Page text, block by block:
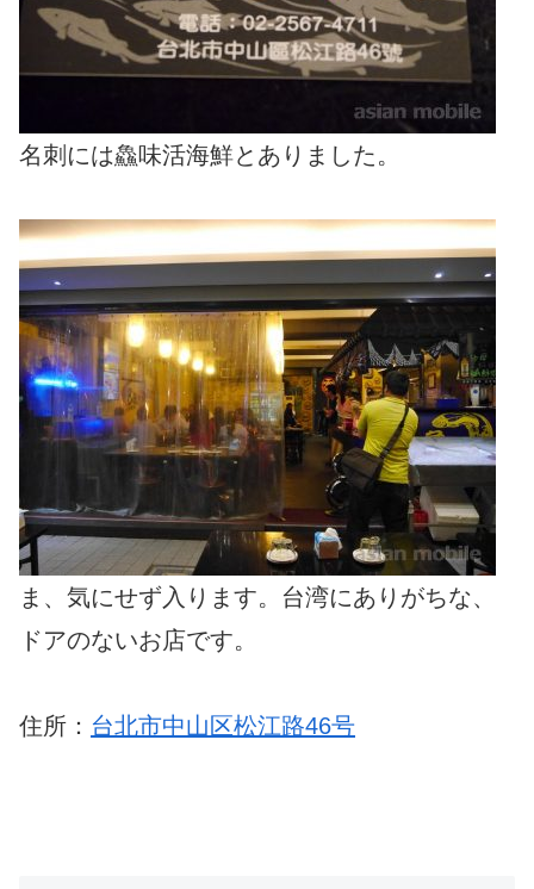
名刺には鱻味活海鮮とありました。
ま、気にせず入ります。台湾にありがちな、
ドアのないお店です。
住所： 台北市中山区松江路46号